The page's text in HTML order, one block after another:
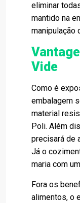
eliminar
mantido na
manipulação
Vide
Como é
embalagem
material
Poli. Além
precisará de
Já o
maria com um
Fora os
alimentos, o